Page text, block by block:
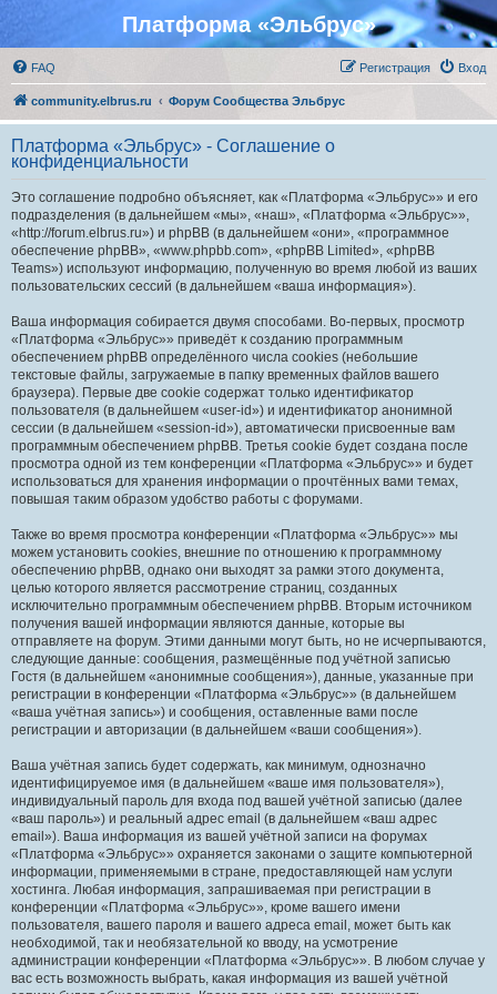
Платформа «Эльбрус»
FAQ Вход
Регистрация
community.elbrus.ru Форум Сообщества Эльбрус
Платформа «Эльбрус» - Соглашение о
конфиденциальности
Это соглашение подробно объясняет, как «Платформа «Эльбрус»» и его
подразделения (в дальнейшем «мы», «наш», «Платформа «Эльбрус»»,
«http://forum.elbrus.ru») и phpBB (в дальнейшем «они», «программное
обеспечение phpBB», «www.phpbb.com», «phpBB Limited», «phpBB
Teams») используют информацию, полученную во время любой из ваших
пользовательских сессий (в дальнейшем «ваша информация»).
Ваша информация собирается двумя способами. Во-первых, просмотр
«Платформа «Эльбрус»» приведёт к созданию программным
обеспечением phpBB определённого числа cookies (небольшие
текстовые файлы, загружаемые в папку временных файлов вашего
браузера). Первые две cookie содержат только идентификатор
пользователя (в дальнейшем «user-id») и идентификатор анонимной
сессии (в дальнейшем «session-id»), автоматически присвоенные вам
программным обеспечением phpBB. Третья cookie будет создана после
просмотра одной из тем конференции «Платформа «Эльбрус»» и будет
использоваться для хранения информации о прочтённых вами темах,
повышая таким образом удобство работы с форумами.
Также во время просмотра конференции «Платформа «Эльбрус»» мы
можем установить cookies, внешние по отношению к программному
обеспечению phpBB, однако они выходят за рамки этого документа,
целью которого является рассмотрение страниц, созданных
исключительно программным обеспечением phpBB. Вторым источником
получения вашей информации являются данные, которые вы
отправляете на форум. Этими данными могут быть, но не исчерпываются,
следующие данные: сообщения, размещённые под учётной записью
Гостя (в дальнейшем «анонимные сообщения»), данные, указанные при
регистрации в конференции «Платформа «Эльбрус»» (в дальнейшем
«ваша учётная запись») и сообщения, оставленные вами после
регистрации и авторизации (в дальнейшем «ваши сообщения»).
Ваша учётная запись будет содержать, как минимум, однозначно
идентифицируемое имя (в дальнейшем «ваше имя пользователя»),
индивидуальный пароль для входа под вашей учётной записью (далее
«ваш пароль») и реальный адрес email (в дальнейшем «ваш адрес
email»). Ваша информация из вашей учётной записи на форумах
«Платформа «Эльбрус»» охраняется законами о защите компьютерной
информации, применяемыми в стране, предоставляющей нам услуги
хостинга. Любая информация, запрашиваемая при регистрации в
конференции «Платформа «Эльбрус»», кроме вашего имени
пользователя, вашего пароля и вашего адреса email, может быть как
необходимой, так и необязательной ко вводу, на усмотрение
администрации конференции «Платформа «Эльбрус»». В любом случае у
вас есть возможность выбрать, какая информация из вашей учётной